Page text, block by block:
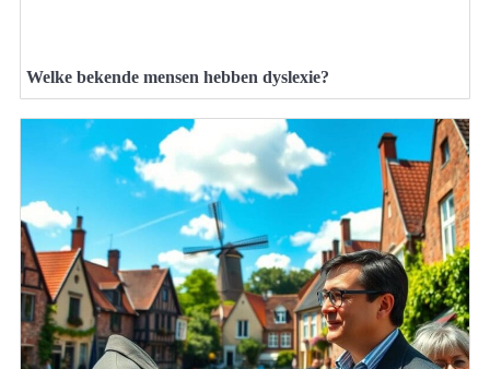
Welke bekende mensen hebben dyslexie?